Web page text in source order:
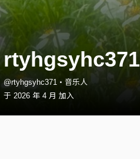
rtyhgsyhc371
@rtyhgsyhc371・音乐人
于 2026 年 4 月 加入